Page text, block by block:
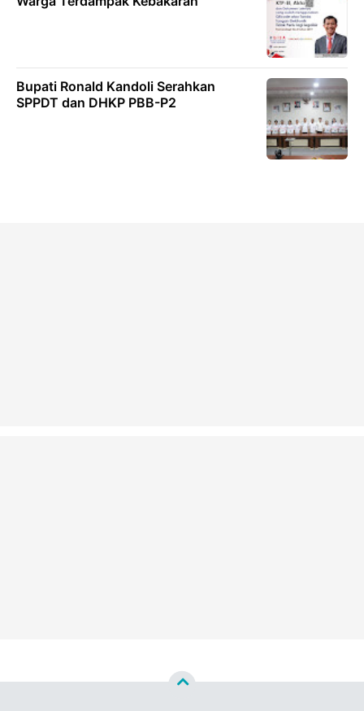
Bupati Ronald Kandoli Serahkan
SPPDT dan DHKP PBB-P2